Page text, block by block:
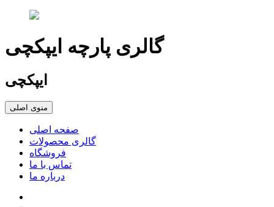
گالری پارچه ایپکچی
ایپکچی
منوی اصلی
صفحه اصلی
گالری محصولات
فروشگاه
تماس با ما
درباره ما